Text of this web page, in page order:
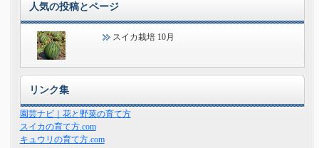
人気の投稿とページ
スイカ栽培 10月
リンク集
園芸ナビ｜花と野菜の育て方
スイカの育て方.com
キュウリの育て方.com